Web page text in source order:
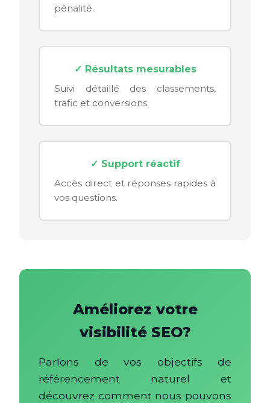
pénalité.
✓ Résultats mesurables
Suivi détaillé des classements,
trafic et conversions.
✓ Support réactif
Accès direct et réponses rapides à
vos questions.
Améliorez votre
visibilité SEO?
Parlons de vos objectifs de
référencement naturel et
découvrez comment nous pouvons